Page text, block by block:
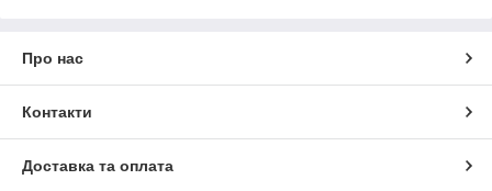
Про нас
Контакти
Доставка та оплата